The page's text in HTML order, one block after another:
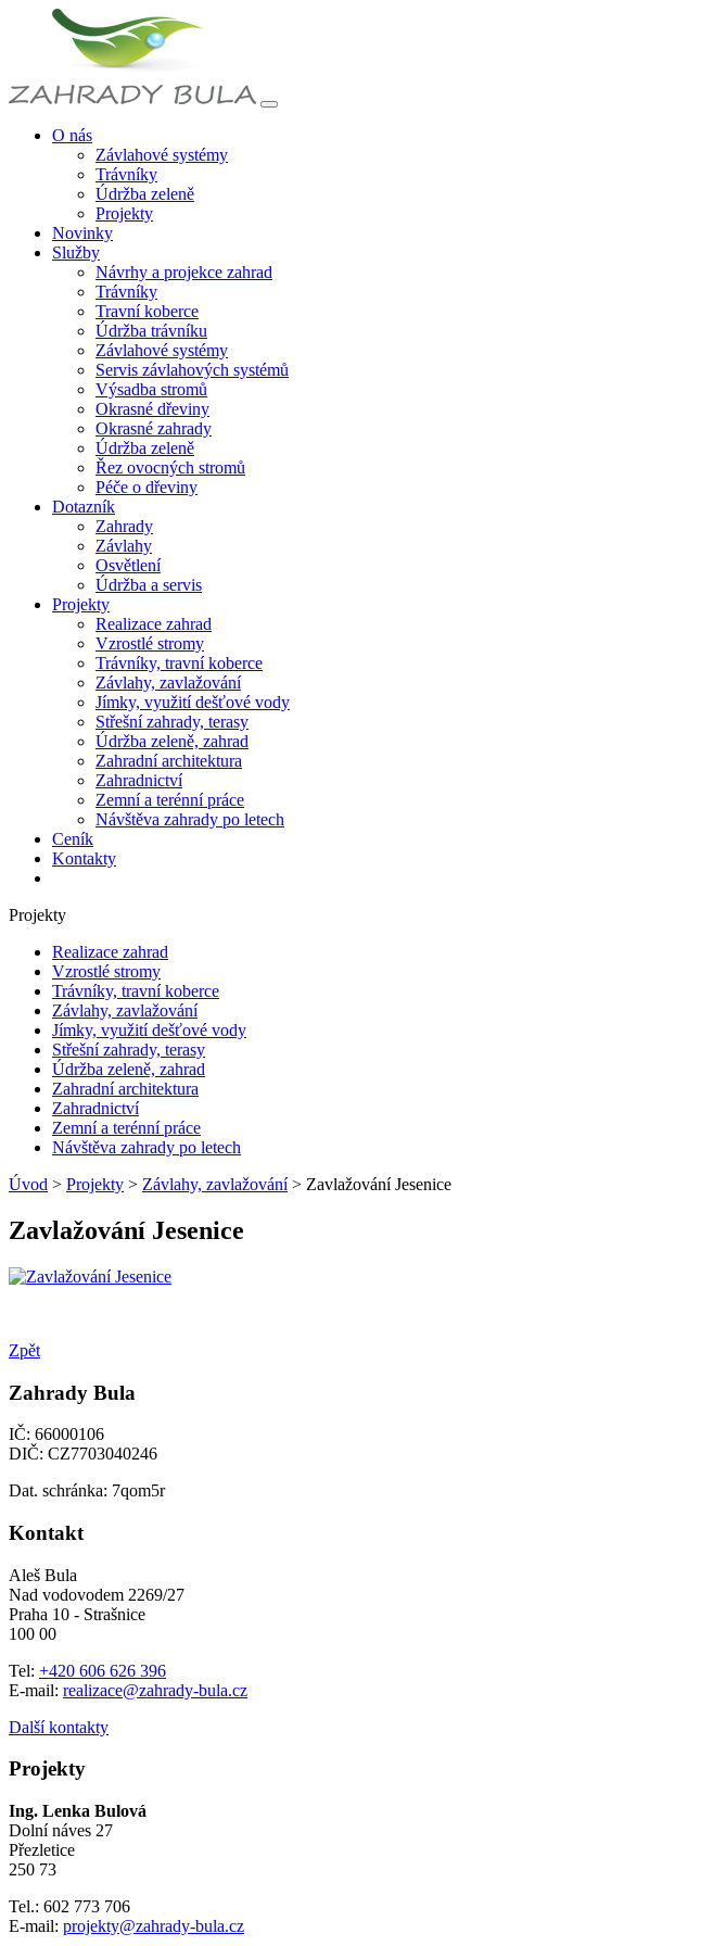
O nás
Závlahové systémy
Trávníky
Údržba zeleně
Projekty
Novinky
Služby
Návrhy a projekce zahrad
Trávníky
Travní koberce
Údržba trávníku
Závlahové systémy
Servis závlahových systémů
Výsadba stromů
Okrasné dřeviny
Okrasné zahrady
Údržba zeleně
Řez ovocných stromů
Péče o dřeviny
Dotazník
Zahrady
Závlahy
Osvětlení
Údržba a servis
Projekty
Realizace zahrad
Vzrostlé stromy
Trávníky, travní koberce
Závlahy, zavlažování
Jímky, využití dešťové vody
Střešní zahrady, terasy
Údržba zeleně, zahrad
Zahradní architektura
Zahradnictví
Zemní a terénní práce
Návštěva zahrady po letech
Ceník
Kontakty
Projekty
Realizace zahrad
Vzrostlé stromy
Trávníky, travní koberce
Závlahy, zavlažování
Jímky, využití dešťové vody
Střešní zahrady, terasy
Údržba zeleně, zahrad
Zahradní architektura
Zahradnictví
Zemní a terénní práce
Návštěva zahrady po letech
Úvod > Projekty > Závlahy, zavlažování> Zavlažování Jesenice
Zavlažování Jesenice
Zpět
Zahrady Bula
IČ: 66000106
DIČ: CZ7703040246
Dat. schránka: 7qom5r
Kontakt
Aleš Bula
Nad vodovodem 2269/27
Praha 10 - Strašnice
100 00
Tel: +420 606 626 396
E-mail: realizace@zahrady-bula.cz
Další kontakty
Projekty
Ing. Lenka Bulová
Dolní náves 27
Přezletice
250 73
Tel.: 602 773 706
E-mail: projekty@zahrady-bula.cz